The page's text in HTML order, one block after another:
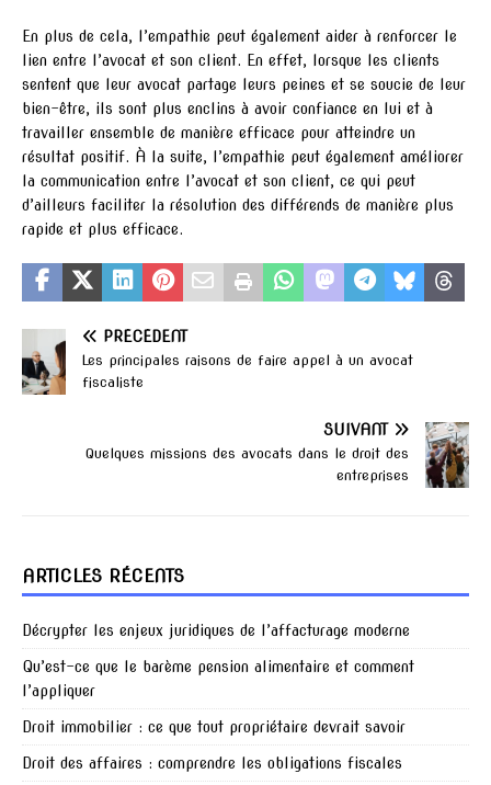
En plus de cela, l’empathie peut également aider à renforcer le
lien entre l’avocat et son client. En effet, lorsque les clients
sentent que leur avocat partage leurs peines et se soucie de leur
bien-être, ils sont plus enclins à avoir confiance en lui et à
travailler ensemble de manière efficace pour atteindre un
résultat positif. À la suite, l’empathie peut également améliorer
la communication entre l’avocat et son client, ce qui peut
d’ailleurs faciliter la résolution des différends de manière plus
rapide et plus efficace.
PRÉCÉDENT
Les principales raisons de faire appel à un avocat
fiscaliste
SUIVANT
Quelques missions des avocats dans le droit des
entreprises
ARTICLES RÉCENTS
Décrypter les enjeux juridiques de l’affacturage moderne
Qu’est-ce que le barème pension alimentaire et comment
l’appliquer
Droit immobilier : ce que tout propriétaire devrait savoir
Droit des affaires : comprendre les obligations fiscales